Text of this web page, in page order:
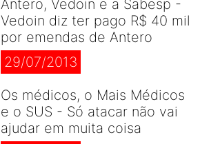
Antero, Vedoin e a Sabesp -
Vedoin diz ter pago R$ 40 mil
por emendas de Antero
29/07/2013
Os médicos, o Mais Médicos
e o SUS - Só atacar não vai
ajudar em muita coisa